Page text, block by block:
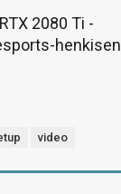
2080 Ti -
henkisen
video